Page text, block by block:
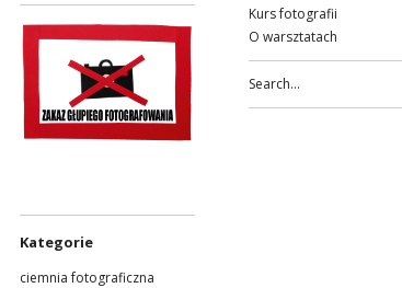
Kurs fotografii
O warsztatach
Kategorie
ciemnia fotograficzna